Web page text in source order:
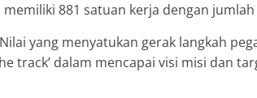
881 satuan kerja dengan
yang menyatukan gerak langkah
track’ dalam mencapai visi misi dan